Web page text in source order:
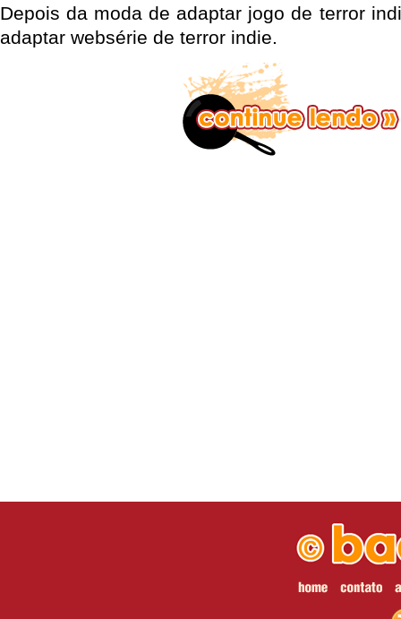
Depois da moda de adaptar jogo de terror
adaptar websérie de terror indie.